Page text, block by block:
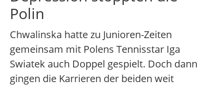
Polin
Chwalinska hatte zu Junioren-Zeiten
gemeinsam mit Polens Tennisstar Iga
Swiatek auch Doppel gespielt. Doch dann
gingen die Karrieren der beiden weit